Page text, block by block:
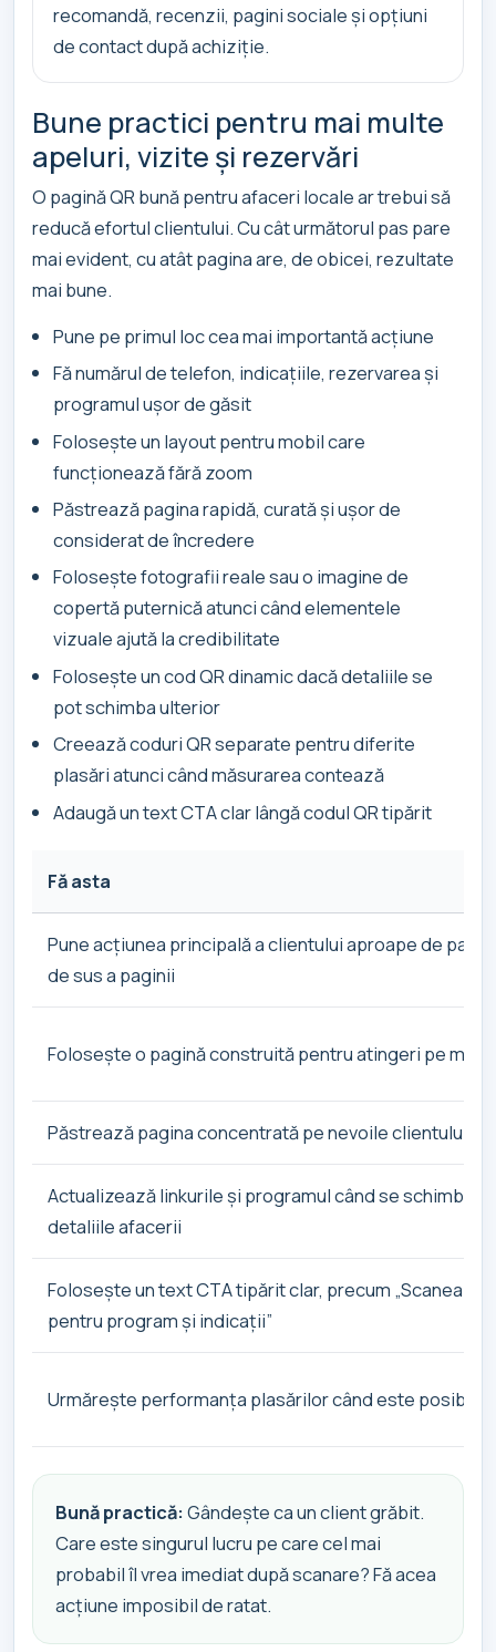
recomandă, recenzii, pagini sociale și opțiuni
de contact după achiziție.
Bune practici pentru mai multe
apeluri, vizite și rezervări
O pagină QR bună pentru afaceri locale ar trebui să
reducă efortul clientului. Cu cât următorul pas pare
mai evident, cu atât pagina are, de obicei, rezultate
mai bune.
Pune pe primul loc cea mai importantă acțiune
Fă numărul de telefon, indicațiile, rezervarea și
programul ușor de găsit
Folosește un layout pentru mobil care
funcționează fără zoom
Păstrează pagina rapidă, curată și ușor de
considerat de încredere
Folosește fotografii reale sau o imagine de
copertă puternică atunci când elementele
vizuale ajută la credibilitate
Folosește un cod QR dinamic dacă detaliile se
pot schimba ulterior
Creează coduri QR separate pentru diferite
plasări atunci când măsurarea contează
Adaugă un text CTA clar lângă codul QR tipărit
Fă asta
Pune acțiunea principală a clientului aproape de
de sus a paginii
Folosește o pagină construită pentru atingeri pe mobil
Păstrează pagina concentrată pe nevoile clientului
Actualizează linkurile și programul când se schimbă
detaliile afacerii
Folosește un text CTA tipărit clar, precum „Scanează
pentru program și indicații”
Urmărește performanța plasărilor când este posibil
Bună practică: Gândește ca un client grăbit.
Care este singurul lucru pe care cel mai
probabil îl vrea imediat după scanare? Fă acea
acțiune imposibil de ratat.